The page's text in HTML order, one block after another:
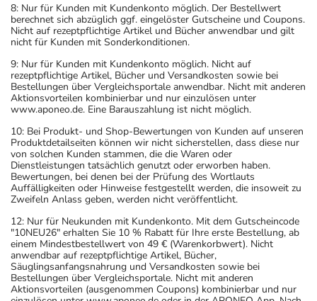
8: Nur für Kunden mit Kundenkonto möglich. Der Bestellwert
berechnet sich abzüglich ggf. eingelöster Gutscheine und Coupons.
Nicht auf rezeptpflichtige Artikel und Bücher anwendbar und gilt
nicht für Kunden mit Sonderkonditionen.
9: Nur für Kunden mit Kundenkonto möglich. Nicht auf
rezeptpflichtige Artikel, Bücher und Versandkosten sowie bei
Bestellungen über Vergleichsportale anwendbar. Nicht mit anderen
Aktionsvorteilen kombinierbar und nur einzulösen unter
www.aponeo.de. Eine Barauszahlung ist nicht möglich.
10: Bei Produkt- und Shop-Bewertungen von Kunden auf unseren
Produktdetailseiten können wir nicht sicherstellen, dass diese nur
von solchen Kunden stammen, die die Waren oder
Dienstleistungen tatsächlich genutzt oder erworben haben.
Bewertungen, bei denen bei der Prüfung des Wortlauts
Auffälligkeiten oder Hinweise festgestellt werden, die insoweit zu
Zweifeln Anlass geben, werden nicht veröffentlicht.
12: Nur für Neukunden mit Kundenkonto. Mit dem Gutscheincode
"10NEU26" erhalten Sie 10 % Rabatt für Ihre erste Bestellung, ab
einem Mindestbestellwert von 49 € (Warenkorbwert). Nicht
anwendbar auf rezeptpflichtige Artikel, Bücher,
Säuglingsanfangsnahrung und Versandkosten sowie bei
Bestellungen über Vergleichsportale. Nicht mit anderen
Aktionsvorteilen (ausgenommen Coupons) kombinierbar und nur